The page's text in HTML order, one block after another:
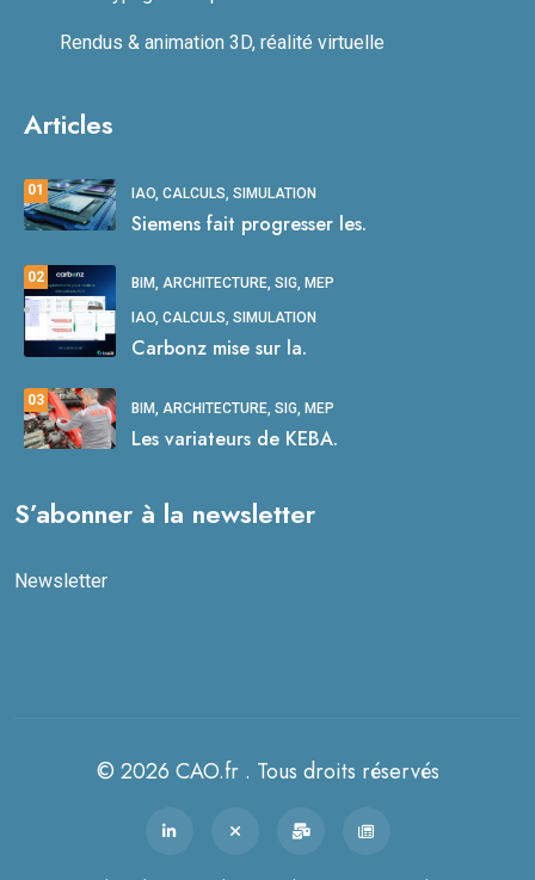
Rendus & animation 3D, réalité virtuelle
Articles
01 IAO, CALCULS, SIMULATION
Siemens fait progresser les.
02 BIM, ARCHITECTURE, SIG, MEP
IAO, CALCULS, SIMULATION
Carbonz mise sur la.
03 BIM, ARCHITECTURE, SIG, MEP
Les variateurs de KEBA.
S’abonner à la newsletter
Newsletter
© 2026 CAO.fr . Tous droits réservés